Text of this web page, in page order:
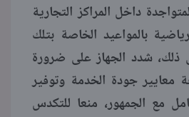
داخل المراكز التجارية
بالمواعيد الخاصة بتلك
ذلك، شدد الجهاز على ضرورة
معايير جودة الخدمة وتوفير
مع الجمهور، منعا للتكدس